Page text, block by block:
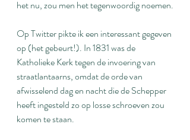
het nu, zou men het tegenwoordig noemen.
Op Twitter pikte ik een interessant gegeven
op (het gebeurt!). In 1831 was de
Katholieke Kerk tegen de invoering van
straatlantaarns, omdat de orde van
afwisselend dag en nacht die de Schepper
heeft ingesteld zo op losse schroeven zou
komen te staan.